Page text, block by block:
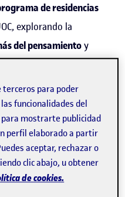
de residencias
explorando la
del pensamientoy
y experiencias locales. La
CCCB y la UOC, con el
Mir-Puig.
este otoño con tres
derumor, con el
Patrick Radden
terceros para poder
funcionalidades del
mostrarte publicidad
perfil elaborado a partir
aceptar, rechazar o
clic abajo, u obtener
de cookies.